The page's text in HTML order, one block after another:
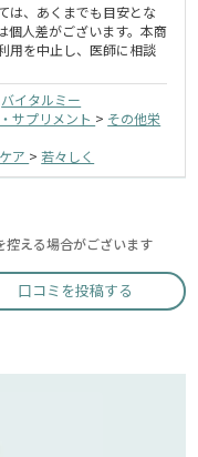
は、あくまでも目安とな
個人差がございます。本商
用を中止し、医師に相談
バイタルミー
サプリメント > その他栄
ア >若々しく
える場合がございます
口コミを投稿する